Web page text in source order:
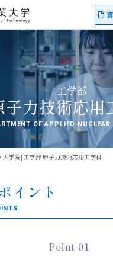
工学部
子力技術応用
OF APPLIED NUCLEAR
大学院] 工学部 原子力技術応用工学科
イント
Point 01